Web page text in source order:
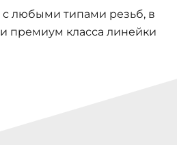
с любыми типами резьб, в
премиум класса линейки